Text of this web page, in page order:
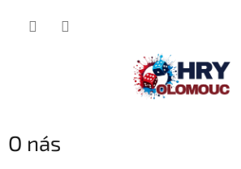
O nás